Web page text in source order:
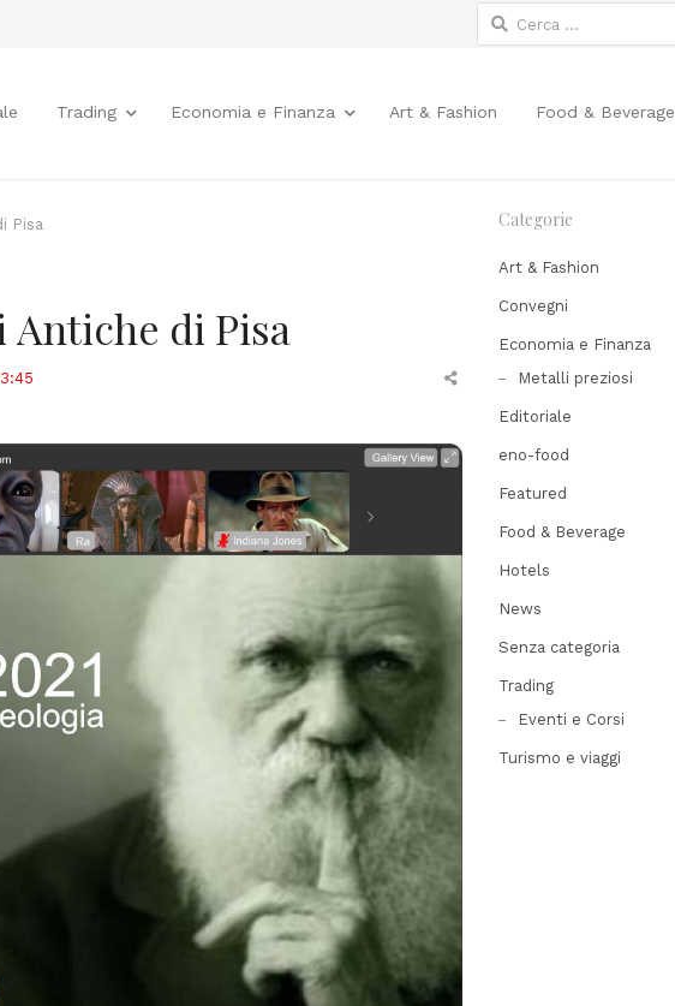
Ricerca
per:
Trading Economia e Finanza Art & Fashion Food & Beverage
Pisa
Antiche di Pisa
Share
Categorie
Art & Fashion
Convegni
Economia e Finanza
Metalli preziosi
Editoriale
eno-food
Featured
Food & Beverage
Hotels
News
Senza categoria
Trading
Eventi e Corsi
Turismo e viaggi